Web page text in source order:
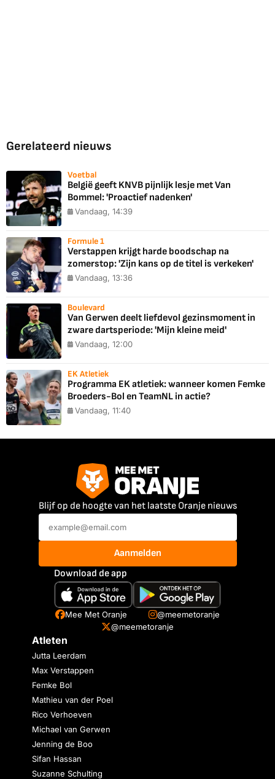
Gerelateerd nieuws
Voetbal
België geeft KNVB pijnlijk lesje met Van
Bommel: 'Proactief nadenken'
Vandaag, 14:39
Formule 1
Verstappen krijgt harde boodschap na
zomerstop: 'Zijn kans op de titel is verkeken'
Vandaag, 13:36
Boulevard
Van Gerwen deelt liefdevol gezinsmoment in
zware dartsperiode: 'Mijn kleine meid'
Vandaag, 12:00
EK Atletiek
Programma EK atletiek: wanneer komen Femke
Broeders-Bol en TeamNL in actie?
Vandaag, 11:40
Blijf op de hoogte van het laatste Oranje nieuws
Aanmelden
Download de app
Mee Met Oranje
@meemetoranje
@meemetoranje
Atleten
Jutta Leerdam
Max Verstappen
Femke Bol
Mathieu van der Poel
Rico Verhoeven
Michael van Gerwen
Jenning de Boo
Sifan Hassan
Suzanne Schulting